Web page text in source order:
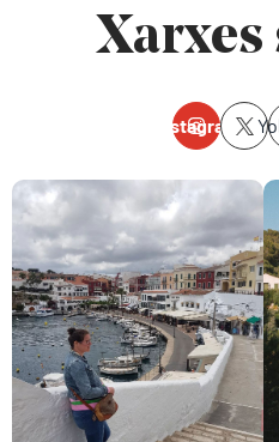
Xarxes
Instagram